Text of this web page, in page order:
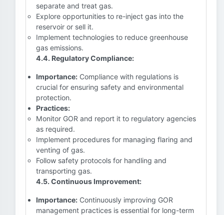
separate and treat gas.
Explore opportunities to re-inject gas into the
reservoir or sell it.
Implement technologies to reduce greenhouse
gas emissions.
4.4. Regulatory Compliance:
Importance: Compliance with regulations is
crucial for ensuring safety and environmental
protection.
Practices:
Monitor GOR and report it to regulatory agencies
as required.
Implement procedures for managing flaring and
venting of gas.
Follow safety protocols for handling and
transporting gas.
4.5. Continuous Improvement:
Importance: Continuously improving GOR
management practices is essential for long-term